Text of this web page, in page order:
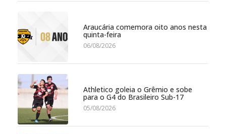
Araucária comemora oito anos nesta
quinta-feira
06/08/2026
Athletico goleia o Grêmio e sobe
para o G4 do Brasileiro Sub-17
05/08/2026